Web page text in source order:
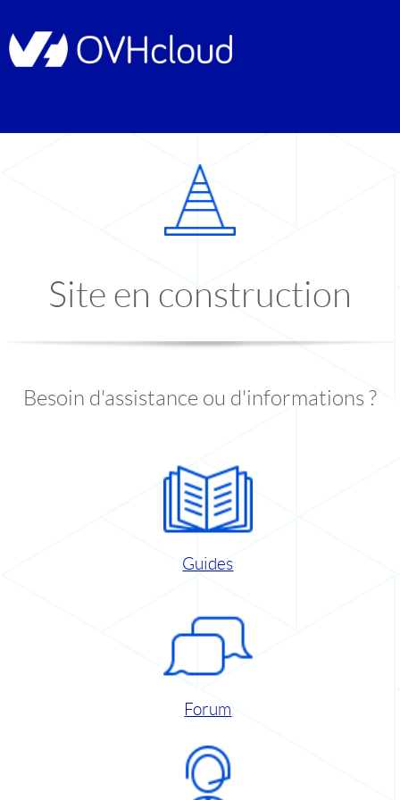
Site en construction
Besoin d'assistance ou d'informations ?
Guides
Forum